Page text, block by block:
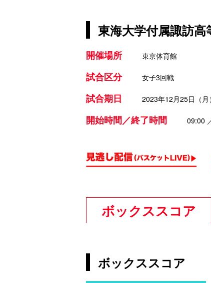
東海大学付属諏訪
開催場所 東京体育館
試合区分 女子3回戦
試合期日 2023年12月25日（月）
開始時間／終了時間 09:00
ボックススコア
ボックススコア